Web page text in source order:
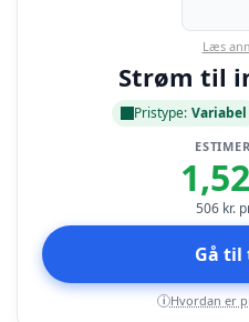
Læs
Strøm til
Pristype: Variabel
1,52
506 kr.
Gå til
i Hvordan er